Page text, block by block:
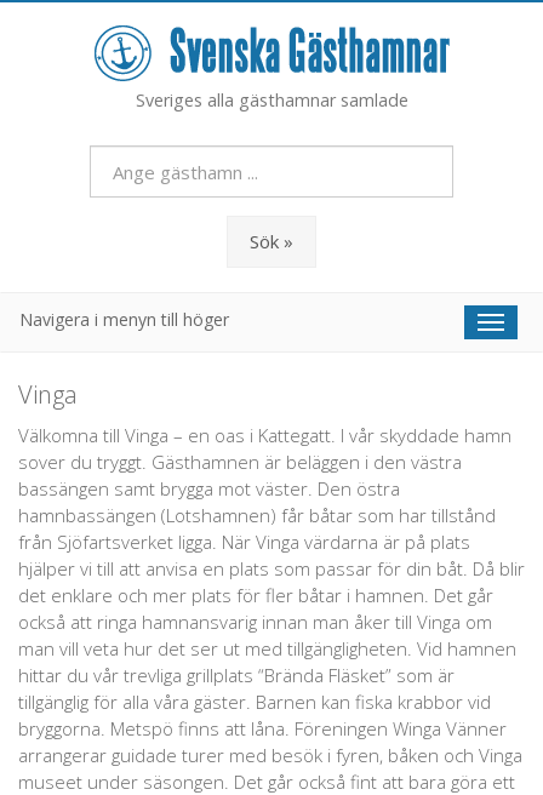
Sveriges alla gästhamnar samlade
Sök »
Navigera i menyn till höger
Toggle
Vinga
Välkomna till Vinga – en oas i Kattegatt. I vår skyddade hamn
sover du tryggt. Gästhamnen är beläggen i den västra
bassängen samt brygga mot väster. Den östra
hamnbassängen (Lotshamnen) får båtar som har tillstånd
från Sjöfartsverket ligga. När Vinga värdarna är på plats
hjälper vi till att anvisa en plats som passar för din båt. Då blir
det enklare och mer plats för fler båtar i hamnen. Det går
också att ringa hamnansvarig innan man åker till Vinga om
man vill veta hur det ser ut med tillgängligheten. Vid hamnen
hittar du vår trevliga grillplats “Brända Fläsket” som är
tillgänglig för alla våra gäster. Barnen kan fiska krabbor vid
bryggorna. Metspö finns att låna. Föreningen Winga Vänner
arrangerar guidade turer med besök i fyren, båken och Vinga
museet under säsongen. Det går också fint att bara göra ett